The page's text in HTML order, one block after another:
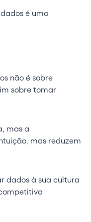
é uma
não é sobre
sobre tomar
mas a
mas reduzem
dados à sua cultura